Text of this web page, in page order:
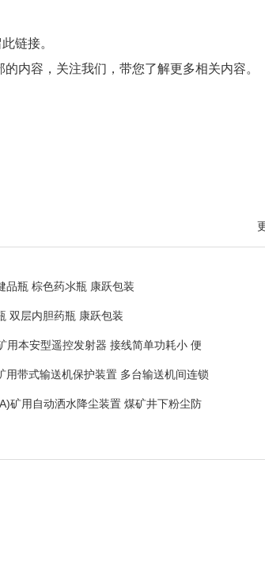
链接。
的内容，关注我们，带您了解更多相关内容。
品瓶 棕色药氺瓶 康跃包装
双层内胆药瓶 康跃包装
用本安型遥控发射器 接线简单功耗小 便
用带式输送机保护装置 多台输送机间连锁
矿用自动洒水降尘装置 煤矿井下粉尘防